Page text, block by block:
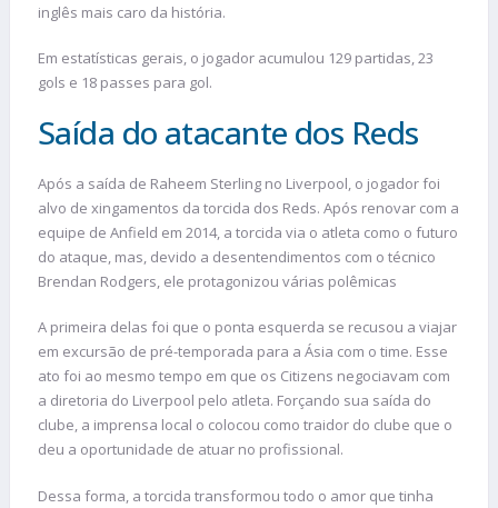
inglês mais caro da história.
Em estatísticas gerais, o jogador acumulou 129 partidas, 23
gols e 18 passes para gol.
Saída do atacante dos Reds
Após a saída de Raheem Sterling no Liverpool, o jogador foi
alvo de xingamentos da torcida dos Reds. Após renovar com a
equipe de Anfield em 2014, a torcida via o atleta como o futuro
do ataque, mas, devido a desentendimentos com o técnico
Brendan Rodgers, ele protagonizou várias polêmicas
A primeira delas foi que o ponta esquerda se recusou a viajar
em excursão de pré-temporada para a Ásia com o time. Esse
ato foi ao mesmo tempo em que os Citizens negociavam com
a diretoria do Liverpool pelo atleta. Forçando sua saída do
clube, a imprensa local o colocou como traidor do clube que o
deu a oportunidade de atuar no profissional.
Dessa forma, a torcida transformou todo o amor que tinha